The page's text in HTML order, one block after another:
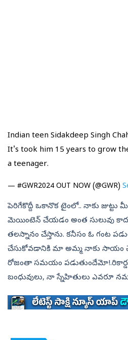
Indian teen Sidakdeep Singh
It's took him 15 years to grow
a teenager.
— #GWR2024 OUT NOW (@GWR)
పెరిగేకొద్దీ ఒకానొక టైంలో.. నాకు జుట్టు
మెయింటెన్‌ చేయడం అంత సులువు
తలస్నానం చేస్తాను. కనీసం ఓ గంట
చేసుకోవడానికి మా అమ్మ నాకు సాయం
రోజంతా సమయం పడుతుందేమో!.రికార్డు
బంధువులు, నా స్నేహితులు ఎవరూ